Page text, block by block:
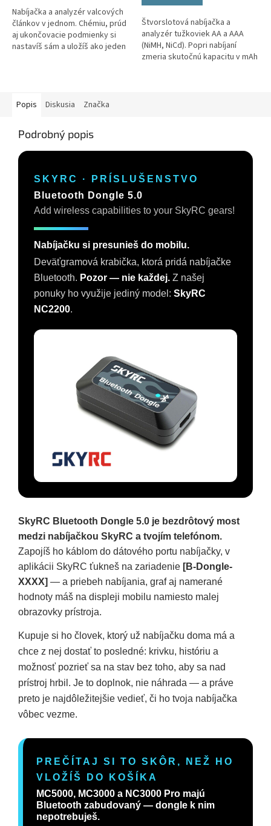
hviezdičiek.
Nabíjačka a analyzér valcových
článkov v jednom. Chémiu, prúd
aj ukončovacie podmienky si
nastavíš sám a uložíš ako jeden
Štvorslotová nabíjačka a
analyzér tužkoviek AA a AAA
(NiMH, NiCd). Popri nabíjaní
zmeria skutočnú kapacitu v mAh
Popis Diskusia Značka
Podrobný popis
SKYRC · PRÍSLUŠENSTVO
Bluetooth Dongle 5.0
Add wireless capabilities to your SkyRC gears!
Nabíjačku si presunieš do mobilu.
Deväťgramová krabička, ktorá pridá nabíjačke
Bluetooth. Pozor — nie každej. Z našej
ponuky ho využije jediný model: SkyRC
NC2200.
SkyRC Bluetooth Dongle 5.0 je bezdrôtový most
medzi nabíjačkou SkyRC a tvojím telefónom.
Zapojíš ho káblom do dátového portu nabíjačky, v
aplikácii SkyRC ťukneš na zariadenie [B-Dongle-
XXXX] — a priebeh nabíjania, graf aj namerané
hodnoty máš na displeji mobilu namiesto malej
obrazovky prístroja.
Kupuje si ho človek, ktorý už nabíjačku doma má a
chce z nej dostať to posledné: krivku, históriu a
možnosť pozrieť sa na stav bez toho, aby sa nad
prístroj hrbil. Je to doplnok, nie náhrada — a práve
preto je najdôležitejšie vedieť, či ho tvoja nabíjačka
vôbec vezme.
PREČÍTAJ SI TO SKÔR, NEŽ HO
VLOŽÍŠ DO KOŠÍKA
MC5000, MC3000 a NC3000 Pro majú
Bluetooth zabudovaný — dongle k nim
nepotrebuješ.